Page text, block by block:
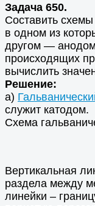
Задача 650.
Составить
в одном из
другом —
происходящих
вычислить
Решение:
а)
служит катодом.
Схема
Вертикальная
раздела между
линейки –